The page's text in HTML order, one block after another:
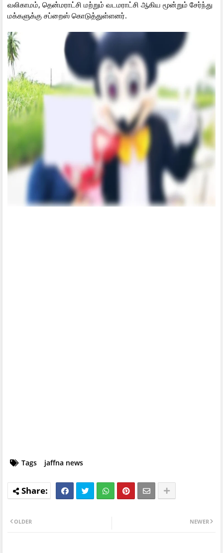
வலிகாமம், தென்மராட்சி மற்றும் வடமராட்சி ஆகிய மூன்றும் சேர்ந்து
மக்களுக்கு சப்றைஸ் கொடுத்துள்ளனர்.
Tags jaffna news
NEWER
OLDER